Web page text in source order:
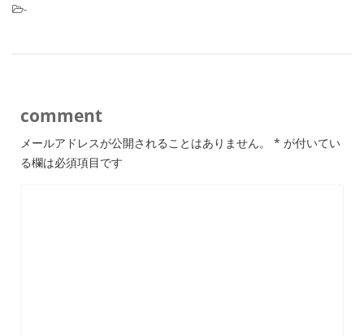
-
comment
メールアドレスが公開されることはありません。 * が付いてい
る欄は必須項目です